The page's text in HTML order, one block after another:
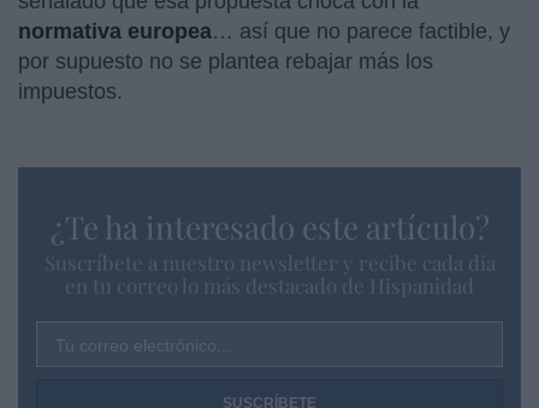
normativa europea… así que no parece factible, y
por supuesto no se plantea rebajar más los
impuestos.
¿Te ha interesado este artículo?
Suscríbete a nuestro newsletter y recibe cada dia
en tu correo lo más destacado de Hispanidad
Tu correo electrónico...